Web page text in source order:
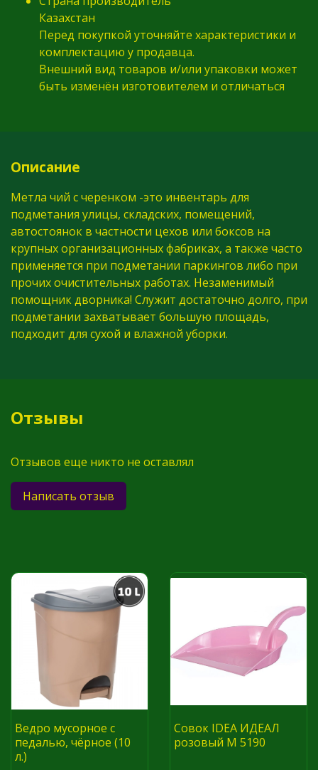
Казахстан
Перед покупкой уточняйте характеристики и
комплектацию у продавца.
Внешний вид товаров и/или упаковки может
быть изменён изготовителем и отличаться
Описание
Метла чий с черенком -это инвентарь для
подметания улицы, складских, помещений,
автостоянок в частности цехов или боксов на
крупных организационных фабриках, а также часто
применяется при подметании паркингов либо при
прочих очистительных работах. Незаменимый
помощник дворника! Служит достаточно долго, при
подметании захватывает большую площадь,
подходит для сухой и влажной уборки.
Отзывы
Отзывов еще никто не оставлял
Написать отзыв
Ведро мусорное с
педалью, чёрное (10
л.)
Совок IDEA ИДЕАЛ
розовый М 5190